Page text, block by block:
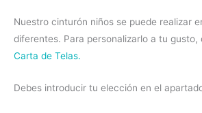
Nuestro cinturón niños se puede realizar
diferentes. Para personalizarlo a tu gusto,
Carta de Telas.
Debes introducir tu elección en el